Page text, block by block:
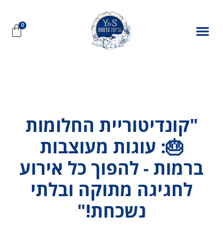
"קונדיטוריית החלומות
🎂: עוגות מעוצבות
ברמות - להפוך כל אירוע
לחגיגה מתוקה ובלתי
נשכחת!"